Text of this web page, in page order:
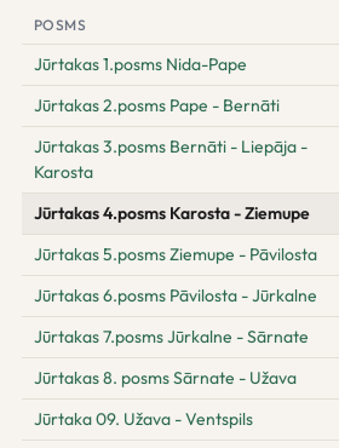
POSMS
Jūrtakas 1.posms Nida-Pape
Jūrtakas 2.posms Pape - Bernāti
Jūrtakas 3.posms Bernāti - Liepāja -
Karosta
Jūrtakas 4.posms Karosta - Ziemupe
Jūrtakas 5.posms Ziemupe - Pāvilosta
Jūrtakas 6.posms Pāvilosta - Jūrkalne
Jūrtakas 7.posms Jūrkalne - Sārnate
Jūrtakas 8. posms Sārnate - Užava
Jūrtaka 09. Užava - Ventspils